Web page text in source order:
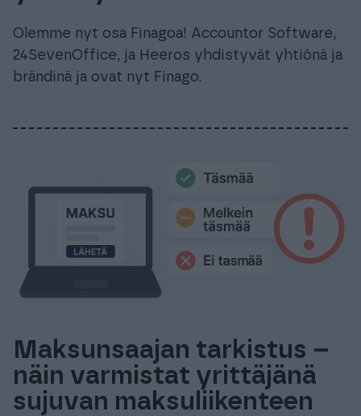
Olemme nyt osa Finagoa! Accountor Software,
24SevenOffice, ja Heeros yhdistyvät yhtiönä ja
brändinä ja ovat nyt Finago.
Maksunsaajan tarkistus –
näin varmistat yrittäjänä
sujuvan maksuliikenteen